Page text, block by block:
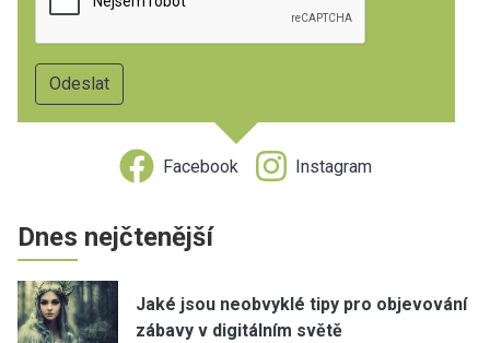
Facebook Instagram
Dnes nejčtenější
Jaké jsou neobvyklé tipy pro objevování
zábavy v digitálním světě